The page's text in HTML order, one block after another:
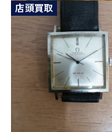
店頭買取